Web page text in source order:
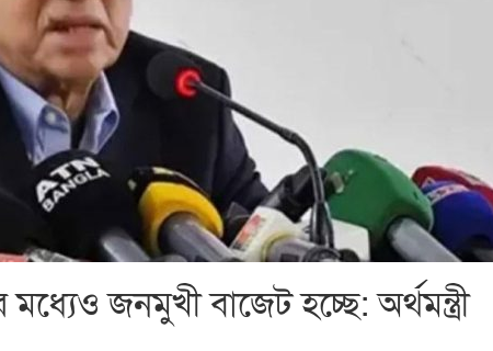
জনমুখী বাজেট হচ্ছে: অর্থমন্ত্রী